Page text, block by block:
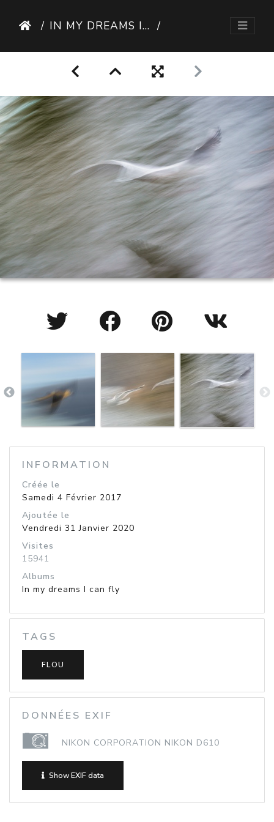
IN MY DREAMS I CAN FLY
INFORMATION
Créée le
Samedi 4 Février 2017
Ajoutée le
Vendredi 31 Janvier 2020
Visites
15941
Albums
In my dreams I can fly
TAGS
FLOU
DONNÉES EXIF
NIKON CORPORATION NIKON D610
Show EXIF data